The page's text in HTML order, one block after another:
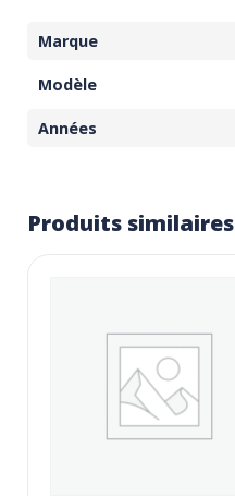
Marque
Modèle
Années
Produits similaires